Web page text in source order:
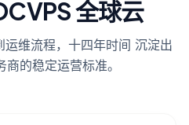
全球云
维流程， 十四年时间 沉淀出
的稳定运营标准。